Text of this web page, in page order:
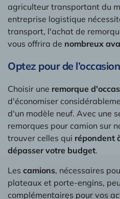
agriculteur transportant du
entreprise logistique
transport, l'achat de
vous offrira de nombreux
Optez pour de
Choisir une remorque
d'économiser
d'un modèle neuf. Avec une
remorques pour camion sur
trouver celles qui répondent
dépasser votre budget.
Les camions, nécessaires
plateaux et porte-engins,
complémentaires pour vos